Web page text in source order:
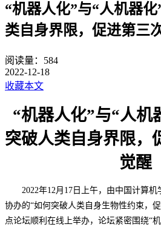
“机器人化”与“人机器
类自身界限，促进第三
阅读量： 584
2022-12-18
收藏本文
“机器人化”与“人机
突破人类自身界限，
觉醒
2022年12月 17 日上午，由中国计算机
协办的“如何突破人类自身生物性约束，
点论坛顺利在线上举办，论坛紧密围绕“